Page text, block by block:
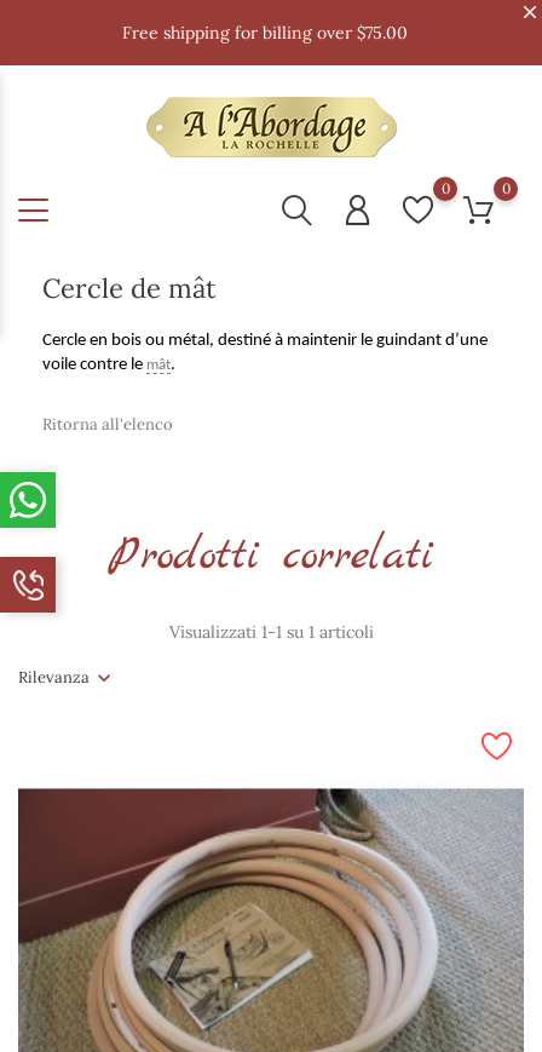
Free shipping for billing over $75.00
0 0
Cercle de mât
Cercle en bois ou métal, destiné à maintenir le guindant d’une
voile contre le mât.
Ritorna all'elenco
Prodotti correlati
Rilevanza
Visualizzati 1-1 su 1 articoli